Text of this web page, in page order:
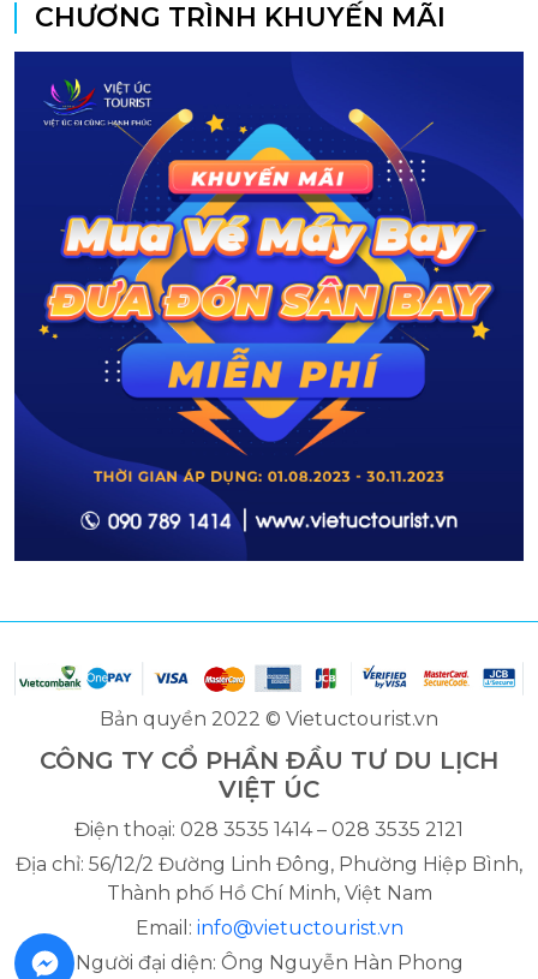
CHƯƠNG TRÌNH KHUYẾN MÃI
Bản quyền 2022 © Vietuctourist.vn
CÔNG TY CỔ PHẦN ĐẦU TƯ DU LỊCH
VIỆT ÚC
Điện thoại: 028 3535 1414 – 028 3535 2121
Địa chỉ: 56/12/2 Đường Linh Đông, Phường Hiệp Bình,
Thành phố Hồ Chí Minh, Việt Nam
Email: info@vietuctourist.vn
Người đại diện: Ông Nguyễn Hàn Phong